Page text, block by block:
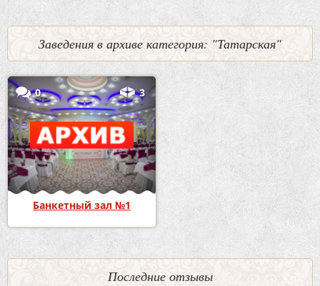
Заведения в архиве категория: "Татарская"
0 3
Банкетный зал №1
Последние отзывы